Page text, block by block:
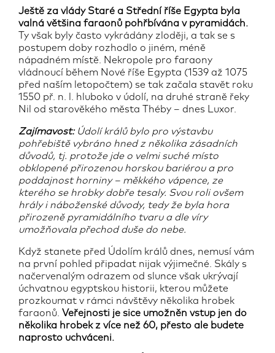
Ještě za vlády Staré a Střední říše Egypta byla
valná většina faraonů pohřbívána v pyramidách.
Ty však byly často vykrádány zloději, a tak se s
postupem doby rozhodlo o jiném, méně
nápadném místě. Nekropole pro faraony
vládnoucí během Nové říše Egypta (1539 až 1075
před naším letopočtem) se tak začala stavět roku
1550 př. n. l. hluboko v údolí, na druhé straně řeky
Nil od starověkého města Théby – dnes Luxor.
Zajímavost:Údolí králů bylo pro výstavbu
pohřebiště vybráno hned z několika zásadních
důvodů, tj. protože jde o velmi suché místo
obklopené přirozenou horskou bariérou a pro
poddajnost horniny – měkkého vápence, ze
kterého se hrobky dobře tesaly. Svou roli ovšem
hrály i náboženské důvody, tedy že byla hora
přirozeně pyramidálního tvaru a dle víry
umožňovala přechod duše do nebe.
Když stanete před Údolím králů dnes, nemusí vám
na první pohled připadat nijak výjimečné. Skály s
načervenalým odrazem od slunce však ukrývají
úchvatnou egyptskou historii, kterou můžete
prozkoumat v rámci návštěvy několika hrobek
faraonů. Veřejnosti je sice umožněn vstup jen do
několika hrobek z více než 60, přesto ale budete
naprosto uchváceni.